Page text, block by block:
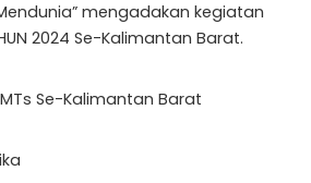
mengadakan kegiatan
2024 Se-Kalimantan Barat.
Se-Kalimantan Barat